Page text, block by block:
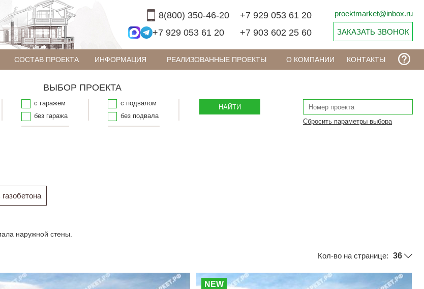
8(800) 350-46-20
+7 929 053 61 20
+7 929 053 61 20
+7 903 602 25 60
proektmarket@inbox.ru
ЗАКАЗАТЬ ЗВОНОК
СОСТАВ ПРОЕКТА ИНФОРМАЦИЯ РЕАЛИЗОВАННЫЕ ПРОЕКТЫ О КОМПАНИИ КОНТАКТЫ
ВЫБОР ПРОЕКТА
с гаражем
без гаража
с подвалом
без подвала
НАЙТИ
Сбросить параметры выбора
наружной стены.
Кол-во на странице:
NEW